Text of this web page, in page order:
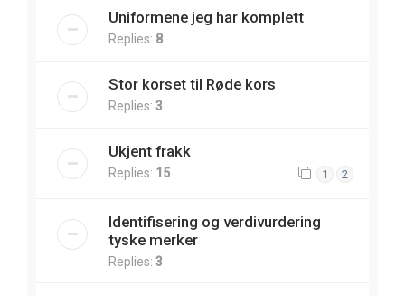
Uniformene jeg har komplett
Replies: 8
Stor korset til Røde kors
Replies: 3
Ukjent frakk
Replies: 15 1 2
Identifisering og verdivurdering
tyske merker
Replies: 3